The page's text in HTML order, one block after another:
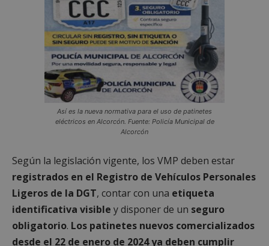
Así es la nueva normativa para el uso de patinetes
eléctricos en Alcorcón. Fuente: Policía Municipal de
Alcorcón
Según la legislación vigente, los VMP deben estar
registrados en el Registro de Vehículos Personales
Ligeros de la DGT, contar con una etiqueta
identificativa visible y disponer de un seguro
obligatorio. Los patinetes nuevos comercializados
desde el 22 de enero de 2024 ya deben cumplir